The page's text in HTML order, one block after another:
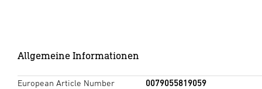
Allgemeine Informationen
European Article Number
0079055819059